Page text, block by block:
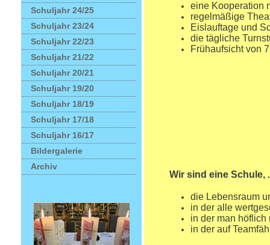
Schuljahr 24/25
Schuljahr 23/24
Schuljahr 22/23
Schuljahr 21/22
Schuljahr 20/21
Schuljahr 19/20
Schuljahr 18/19
Schuljahr 17/18
Schuljahr 16/17
Bildergalerie
Archiv
eine Kooperation
regelmäßige
Eislauftage und
die tägliche
Frühaufsicht von
Wir sind eine Schule,
die Lebensraum
in der alle
in der man höflich
in der auf